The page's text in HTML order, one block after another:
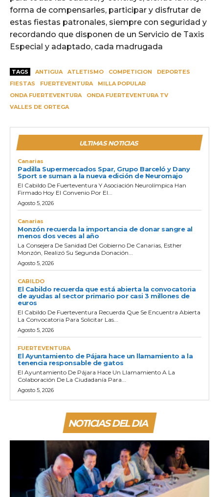
forma de compensarles, participar y disfrutar de
estas fiestas patronales, siempre con seguridad y
recordando que disponen de un Servicio de Taxis
Especial y adaptado, cada madrugada
TAGS ANTIGUA ATLETISMO COMPETICION
DEPORTES
FIESTAS
FUERTEVENTURA
MILLA POPULAR
ONDA FUERTEVENTURA
ONDA FUERTEVENTURA TV
VALLES DE ORTEGA
ULTIMAS NOTICIAS
Canarias
Padilla Supermercados Spar, Grupo Barceló y Dany
Sport se suman a la nueva edición de Neuromajo
El Cabildo De Fuerteventura Y Asociación Neurolímpica Han
Firmado Hoy El Convenio Por El...
Agosto 5, 2026
Canarias
Monzón recuerda la importancia de donar sangre al
menos dos veces al año
La Consejera De Sanidad Del Gobierno De Canarias, Esther
Monzón, Realizó Su Segunda Donación...
Agosto 5, 2026
CABILDO
El Cabildo recuerda que está abierta la convocatoria
de ayudas al sector primario por casi 3 millones de
euros
El Cabildo De Fuerteventura Recuerda Que Se Encuentra Abierta
La Convocatoria Para Solicitar Las...
Agosto 5, 2026
FUERTEVENTURA
El Ayuntamiento de Pájara hace un llamamiento a la
tenencia responsable de gatos
El Ayuntamiento De Pájara Hace Un Llamamiento A La
Colaboración De La Ciudadanía Para...
Agosto 5, 2026
NOTICIAS DEL DIA